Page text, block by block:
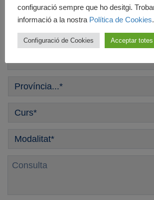
Telèfon *
Província
Curso
Modalitat *
Consulta
configuració sempre que ho desitgi.
informació a la nostra Política de Cookies.
Configuració de Cookies Acceptar totes